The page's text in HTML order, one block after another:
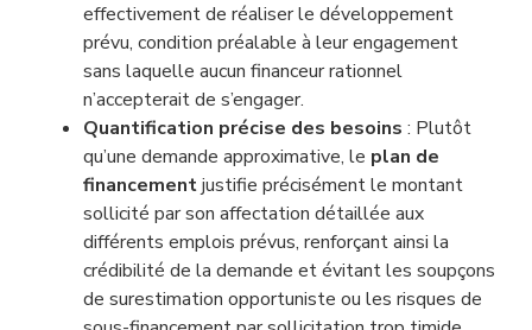
effectivement de réaliser le développement
prévu, condition préalable à leur engagement
sans laquelle aucun financeur rationnel
n’accepterait de s’engager.
Quantification précise des besoins : Plutôt
qu’une demande approximative, le plan de
financementjustifie précisément le montant
sollicité par son affectation détaillée aux
différents emplois prévus, renforçant ainsi la
crédibilité de la demande et évitant les soupçons
de surestimation opportuniste ou les risques de